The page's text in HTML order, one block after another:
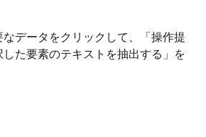
データをクリックして、「操作提
た要素のテキストを抽出する」を